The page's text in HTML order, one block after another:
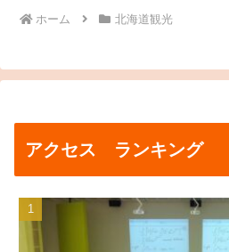
ホーム 北海道観光
アクセス ランキング